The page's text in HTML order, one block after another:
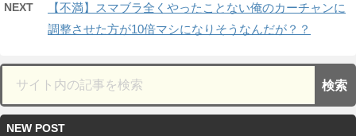
NEXT
【不満】スマブラ全くやったことない俺のカーチャンに
調整させた方が10倍マシになりそうなんだが？？
NEW POST